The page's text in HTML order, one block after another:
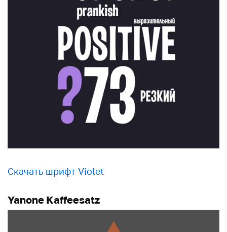
Скачать шрифт Violet
Yanone Kaffeesatz